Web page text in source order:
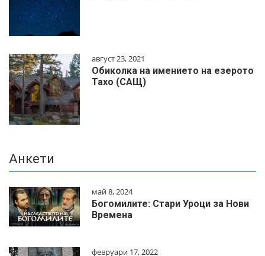
август 23, 2021
Обиколка на имението на езерото
Тахо (САЩ)
Анкети
май 8, 2024
Богомилите: Стари Уроци за Нови
Времена
февруари 17, 2022